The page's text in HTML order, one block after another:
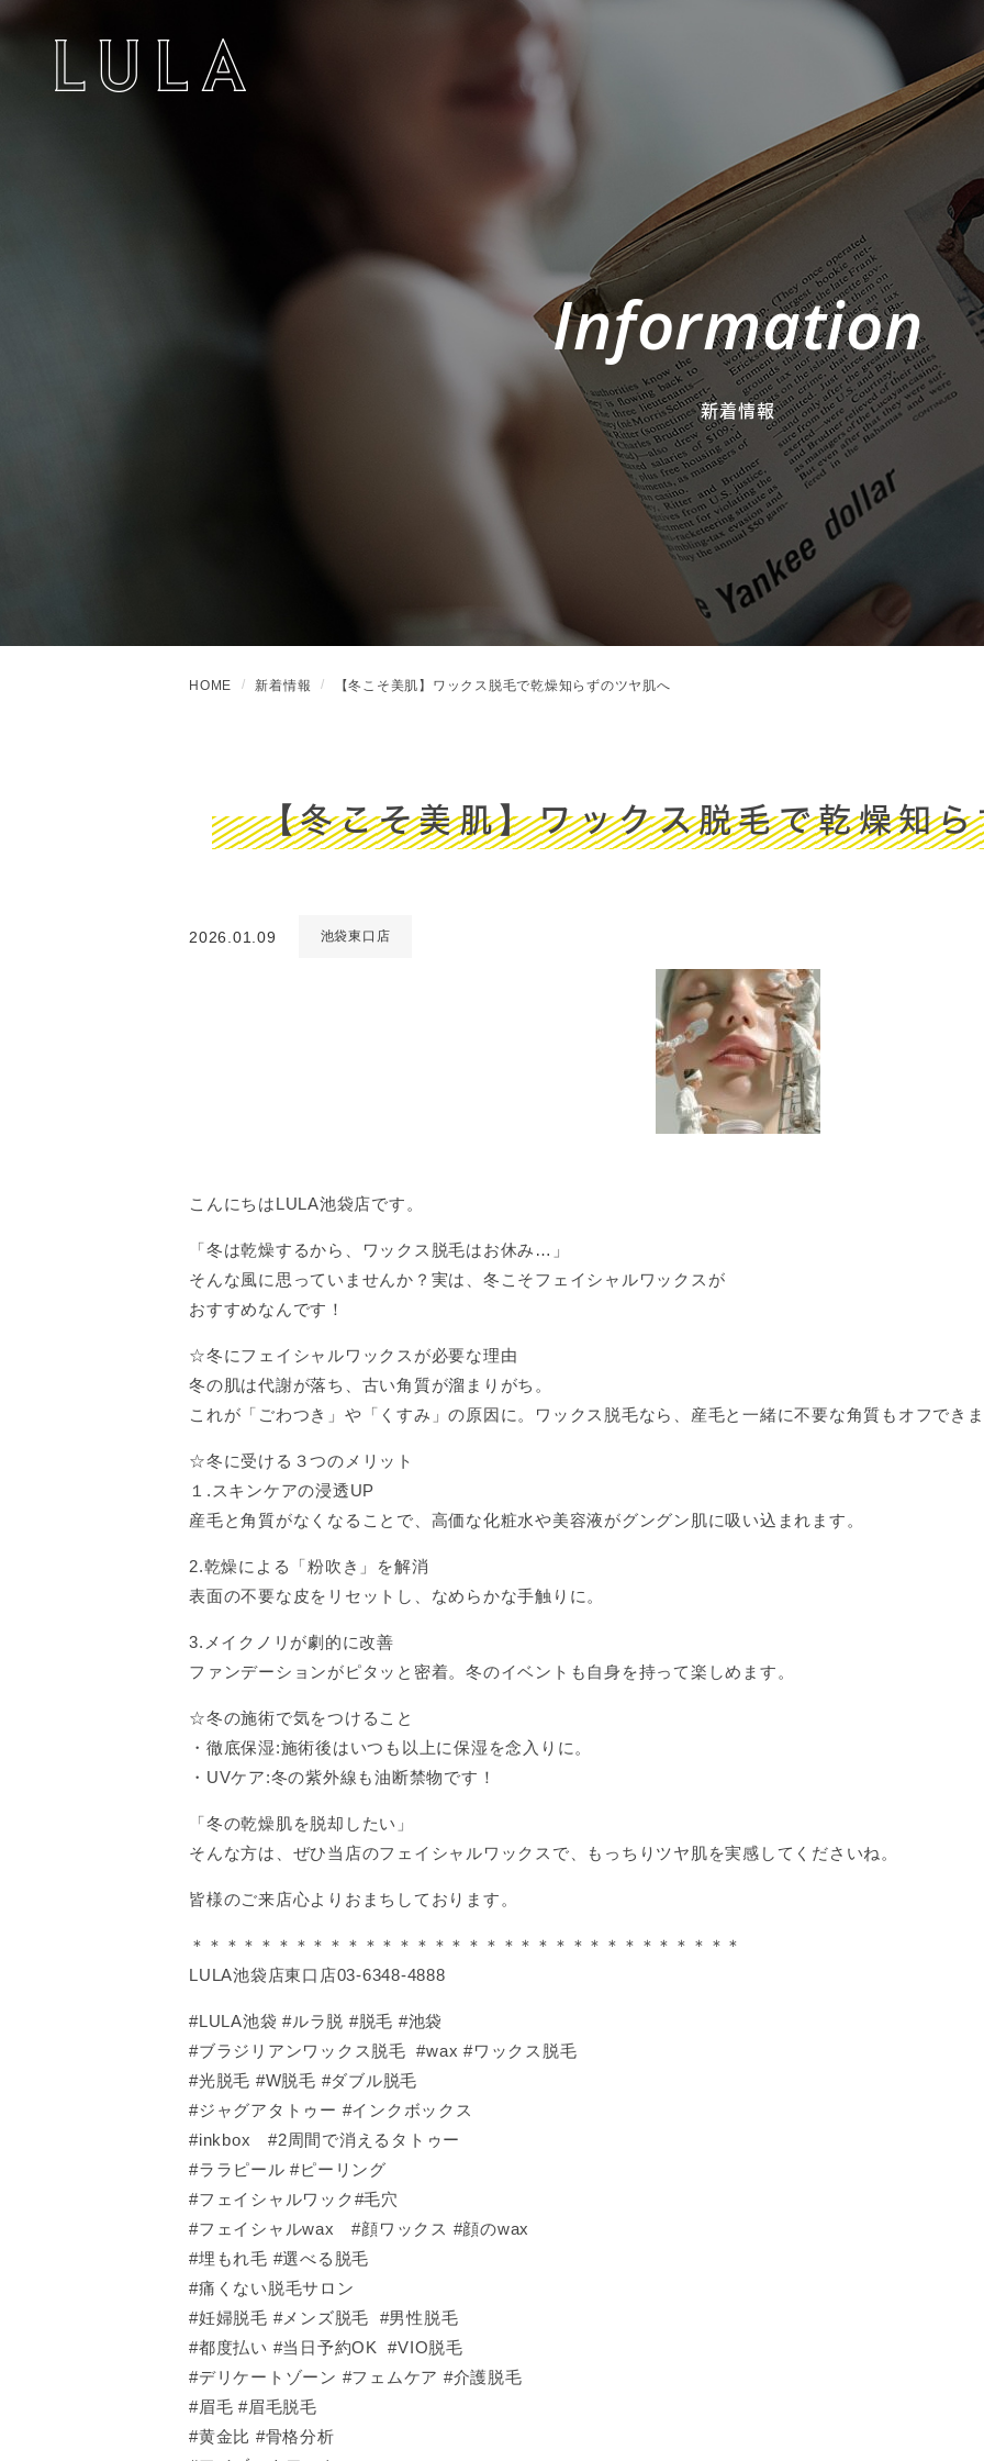
Information
新着情報
HOME 新着情報 【冬こそ美肌】ワックス脱毛で乾燥知らずのツヤ肌へ
【冬こそ美肌】ワックス脱毛で乾燥知
2026.01.09 池袋東口店
こんにちはLULA池袋店です。
「冬は乾燥するから、ワックス脱毛はお休み…」
そんな風に思っていませんか？実は、冬こそフェイシャルワックスが
おすすめなんです！
☆冬にフェイシャルワックスが必要な理由
冬の肌は代謝が落ち、古い角質が溜まりがち。
これが「ごわつき」や「くすみ」の原因に。ワックス脱毛なら、産毛と一緒に不要な角質もオフでき
☆冬に受ける３つのメリット
１.スキンケアの浸透UP
産毛と角質がなくなることで、高価な化粧水や美容液がグングン肌に吸い込まれます。
2.乾燥による「粉吹き」を解消
表面の不要な皮をリセットし、なめらかな手触りに。
3.メイクノリが劇的に改善
ファンデーションがピタッと密着。冬のイベントも自身を持って楽しめます。
☆冬の施術で気をつけること
・徹底保湿:施術後はいつも以上に保湿を念入りに。
・UVケア:冬の紫外線も油断禁物です！
「冬の乾燥肌を脱却したい」
そんな方は、ぜひ当店のフェイシャルワックスで、もっちりツヤ肌を実感してくださいね。
皆様のご来店心よりおまちしております。
＊＊＊＊＊＊＊＊＊＊＊＊＊＊＊＊＊＊＊＊＊＊＊＊＊＊＊＊＊＊＊＊
LULA池袋店東口店03-6348-4888
#LULA池袋 #ルラ脱 #脱毛 #池袋
#ブラジリアンワックス脱毛 #wax #ワックス脱毛
#光脱毛 #W脱毛 #ダブル脱毛
#ジャグアタトゥー #インクボックス
#inkbox #2周間で消えるタトゥー
#ララピール #ピーリング
#フェイシャルワック#毛穴
#フェイシャルwax #顔ワックス #顔のwax
#埋もれ毛 #選べる脱毛
#痛くない脱毛サロン
#妊婦脱毛 #メンズ脱毛 #男性脱毛
#都度払い #当日予約OK #VIO脱毛
#デリケートゾーン #フェムケア #介護脱毛
#眉毛 #眉毛脱毛
#黄金比 #骨格分析